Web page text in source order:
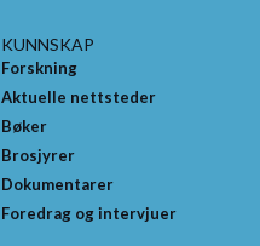
KUNNSKAP
Forskning
Aktuelle nettsteder
Bøker
Brosjyrer
Dokumentarer
Foredrag og intervjuer